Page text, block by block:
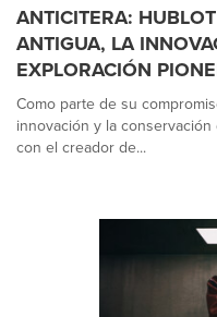
ANTICITERA:
ANTIGUA, LA
EXPLORACIÓN
Como parte de su
innovación y la
con el creador de...